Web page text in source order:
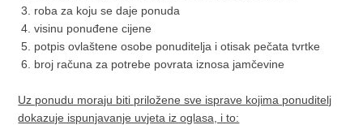
3. roba za koju se daje ponuda
4. visinu ponuđene cijene
5. potpis ovlaštene osobe ponuditelja i otisak pečata tvrtke
6. broj računa za potrebe povrata iznosa jamčevine
Uz ponudu moraju biti priložene sve isprave kojima ponuditelj
dokazuje ispunjavanje uvjeta iz oglasa, i to: